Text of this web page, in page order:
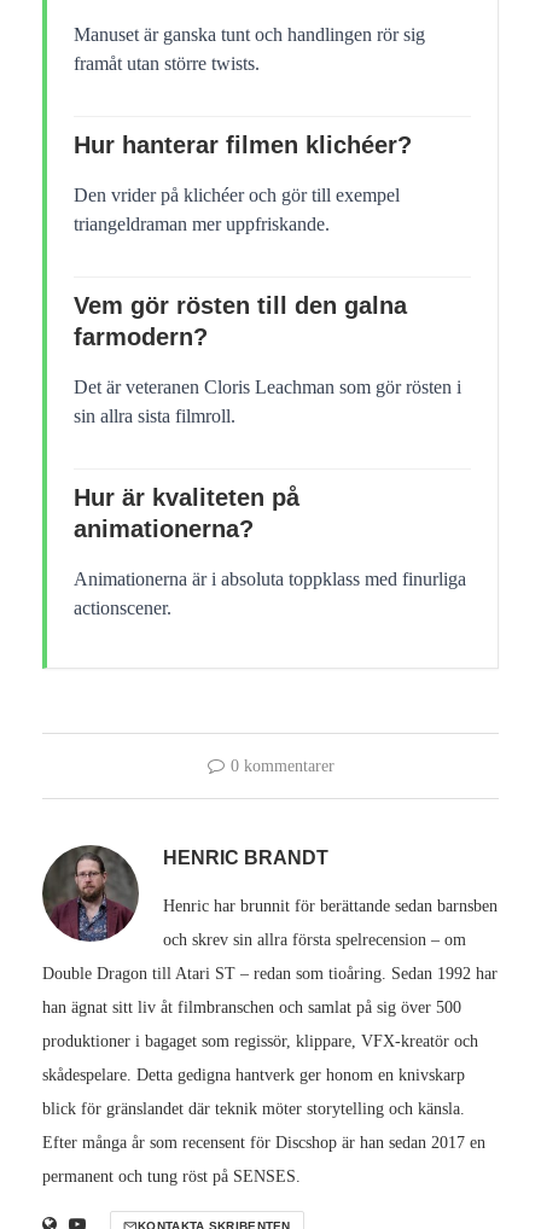
Manuset är ganska tunt och handlingen rör sig
framåt utan större twists.
Hur hanterar filmen klichéer?
Den vrider på klichéer och gör till exempel
triangeldraman mer uppfriskande.
Vem gör rösten till den galna
farmodern?
Det är veteranen Cloris Leachman som gör rösten i
sin allra sista filmroll.
Hur är kvaliteten på
animationerna?
Animationerna är i absoluta toppklass med finurliga
actionscener.
0 kommentarer
HENRIC BRANDT
Henric har brunnit för berättande sedan barnsben
och skrev sin allra första spelrecension – om
Double Dragon till Atari ST – redan som tioåring. Sedan 1992 har
han ägnat sitt liv åt filmbranschen och samlat på sig över 500
produktioner i bagaget som regissör, klippare, VFX-kreatör och
skådespelare. Detta gedigna hantverk ger honom en knivskarp
blick för gränslandet där teknik möter storytelling och känsla.
Efter många år som recensent för Discshop är han sedan 2017 en
permanent och tung röst på SENSES.
KONTAKTA SKRIBENTEN